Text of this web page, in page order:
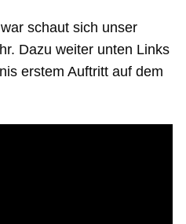
schaut sich unser
Dazu weiter unten Links
erstem Auftritt auf dem